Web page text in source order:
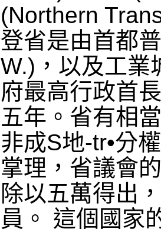
(Northern
登省是由首都
W.)，以及工業
府最高行政首
五年。省有相
非成S地-tr•分
掌理，省議會
除以五萬得出
員。 這個國家